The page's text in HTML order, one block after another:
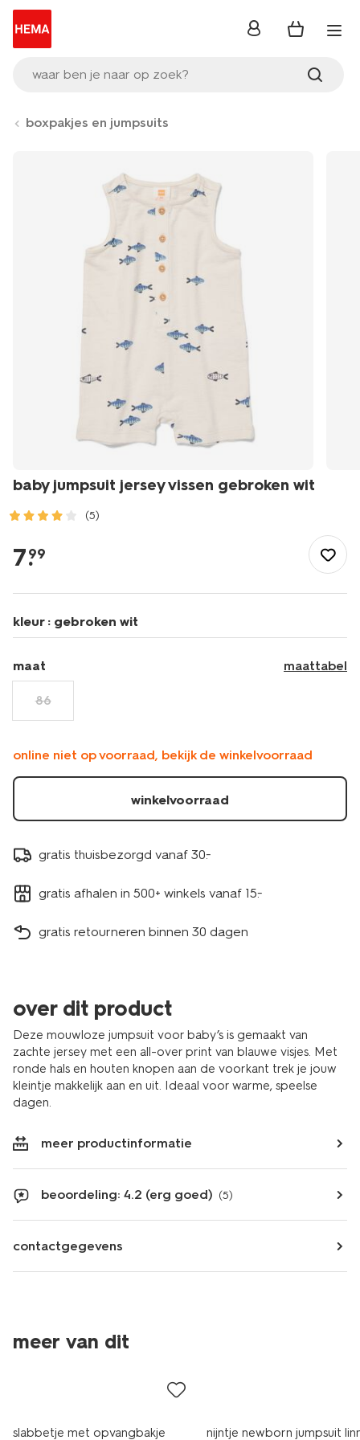
waar ben je naar op zoek?
inloggen
boxpakjes en jumpsuits
baby jumpsuit jersey vissen gebroken wit
(5)
jumpsuit-
jersey-
gebroken-
wit-
33100580OFFWHITE.html
7.
99
kleur : gebroken wit
maat maattabel
86
online niet op voorraad, bekijk de winkelvoorraad
winkelvoorraad
gratis thuisbezorgd vanaf 30.-
gratis afhalen in 500+ winkels vanaf 15.-
gratis retourneren binnen 30 dagen
over dit product
Deze mouwloze jumpsuit voor baby’s is gemaakt van
zachte jersey met een all-over print van blauwe visjes. Met
ronde hals en houten knopen aan de voorkant trek je jouw
kleintje makkelijk aan en uit. Ideaal voor warme, speelse
dagen.
meer productinformatie
beoordeling: 4.2 (erg goed) (5)
contactgegevens
meer van dit
slabbetje met opvangbakje
nijntje newborn jumpsuit